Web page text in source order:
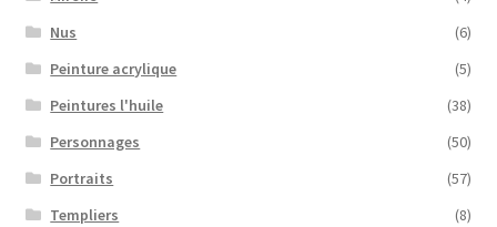
Nus
(6)
Peinture acrylique
(5)
Peintures l'huile
(38)
Personnages
(50)
Portraits
(57)
Templiers
(8)